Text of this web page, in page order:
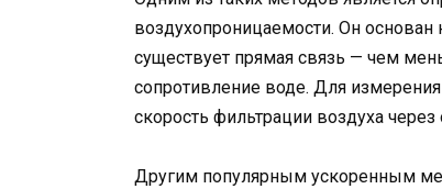
воздухопроницаемости. Он
существует прямая связь — чем
сопротивление воде. Для
скорость фильтрации воздуха через
Другим популярным ускоренным